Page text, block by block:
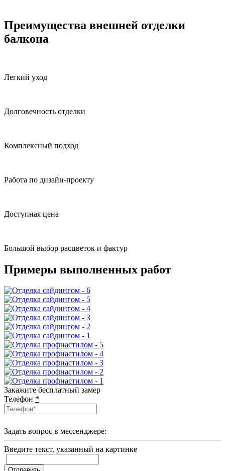
Преимущества внешней отделки
балкона
Легкий уход
Долговечность отделки
Комплексный подход
Работа по дизайн-проекту
Доступная цена
Большой выбор расцветок и фактур
Примеры выполненных работ
Закажите бесплатный замер
Телефон *
Задать вопрос в мессенджере:
Введите текcт, указанный на картинке